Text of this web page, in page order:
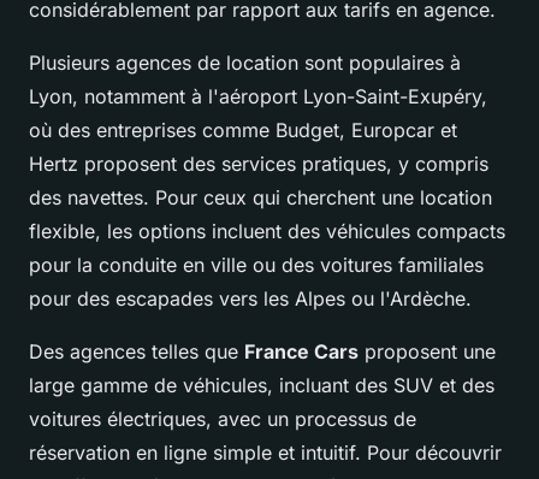
considérablement par rapport aux tarifs en agence.
Plusieurs agences de location sont populaires à
Lyon, notamment à l'aéroport Lyon-Saint-Exupéry,
où des entreprises comme Budget, Europcar et
Hertz proposent des services pratiques, y compris
des navettes. Pour ceux qui cherchent une location
flexible, les options incluent des véhicules compacts
pour la conduite en ville ou des voitures familiales
pour des escapades vers les Alpes ou l'Ardèche.
Des agences telles que France Cars proposent une
large gamme de véhicules, incluant des SUV et des
voitures électriques, avec un processus de
réservation en ligne simple et intuitif. Pour découvrir